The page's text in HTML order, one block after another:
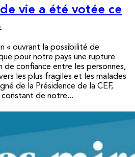
vie a été votée ce
« ouvrant la possibilité de
pour notre pays une rupture
confiance entre les personnes,
les plus fragiles et les malades
de la Présidence de la CEF,
constant de notre...